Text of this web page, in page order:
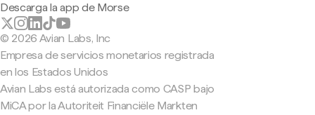
Descarga la app de Morse
© 2026 Avian Labs, Inc
Empresa de servicios monetarios registrada
en los Estados Unidos
Avian Labs está autorizada como CASP bajo
MiCA por la Autoriteit Financiële Markten